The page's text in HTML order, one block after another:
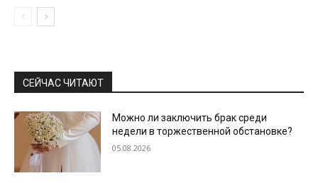
СЕЙЧАС ЧИТАЮТ
Можно ли заключить брак среди
недели в торжественной обстановке?
05.08.2026